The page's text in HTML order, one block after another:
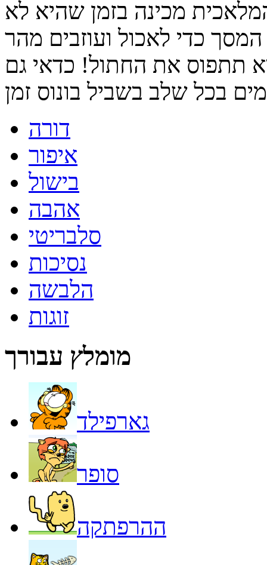
מכינה בזמן שהיא לא
כדי לאכול ועוזבים מהר
תתפוס את החתול! כדאי גם
דורה
איפור
בישול
אהבה
סלבריטי
נסיכות
הלבשה
זוגות
מומלץ עבורך
גארפילד
סופר
ההרפתקה